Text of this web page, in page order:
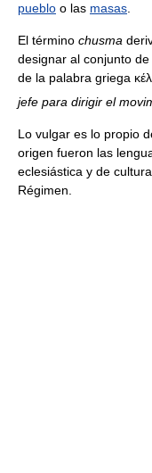
pueblo o las masas
El término chusma
designar al conjunto de
de la palabra griega
jefe para dirigir el
Lo vulgar es lo propio
origen fueron las
eclesiástica y de
Régimen.